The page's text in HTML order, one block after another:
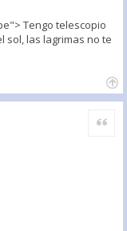
Tengo telescopio
sol, las lagrimas no te
Citar